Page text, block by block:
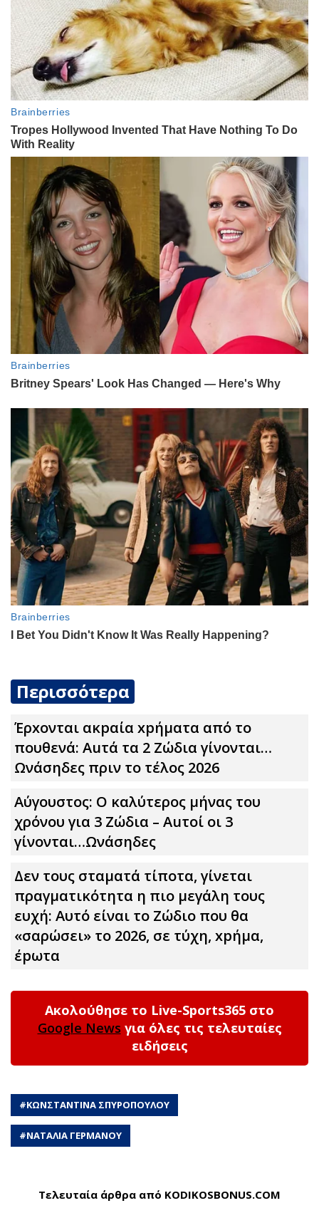
Περισσότερα
Έρxoνται ακpαία xpήματα από το
πουθενά: Αuτά τα 2 Zώδια γίνονται…
Ωνάσηδες πριν το τέλος 2026
Αύγουστος: Ο καλύτερος μήνας του
χρόνου για 3 Zώδια – Αuτοί οι 3
γίνονται…Ωνάσηδες
Δεν τους σταματά τίποτα, γίνεται
πραγματικότητα η πιο μεγάλη τους
ευχή: Αυτό είναι το Zώδιο που θα
«σαρώσει» το 2026, σε τύχη, xpήμα,
έpωτα
Ακολούθησε το Live-Sports365 στο
Google News για όλες τις τελευταίες
ειδήσεις
#ΚΩΝΣΤΑΝΤΙΝΑ ΣΠΥΡΟΠΟΥΛΟΥ
#ΝΑΤΑΛΙΑ ΓΕΡΜΑΝΟΥ
Τελευταία άρθρα από KODIKOSBONUS.COM